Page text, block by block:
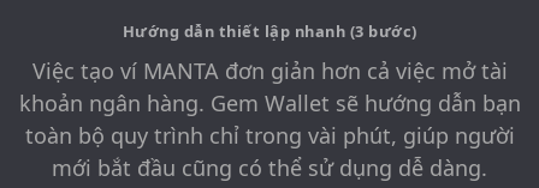
Hướng dẫn thiết lập nhanh (3 bước)
Việc tạo ví MANTA đơn giản hơn cả việc mở tài
khoản ngân hàng. Gem Wallet sẽ hướng dẫn bạn
toàn bộ quy trình chỉ trong vài phút, giúp người
mới bắt đầu cũng có thể sử dụng dễ dàng.